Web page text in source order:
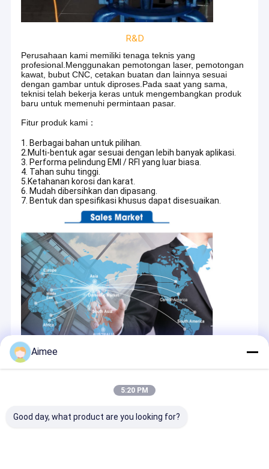
R&D
Perusahaan kami memiliki tenaga teknis yang
profesional.Menggunakan pemotongan laser, pemotongan
kawat, bubut CNC, cetakan buatan dan lainnya sesuai
dengan gambar untuk diproses.Pada saat yang sama,
teknisi telah bekerja keras untuk mengembangkan produk
baru untuk memenuhi permintaan pasar.
Fitur produk kami：
1. Berbagai bahan untuk pilihan.
2.Multi-bentuk agar sesuai dengan lebih banyak aplikasi.
3. Performa pelindung EMI / RFI yang luar biasa.
4. Tahan suhu tinggi.
5.Ketahanan korosi dan karat.
6. Mudah dibersihkan dan dipasang.
7. Bentuk dan spesifikasi khusus dapat disesuaikan.
Aimee
5:20 PM
Good day, what product are you looking for?